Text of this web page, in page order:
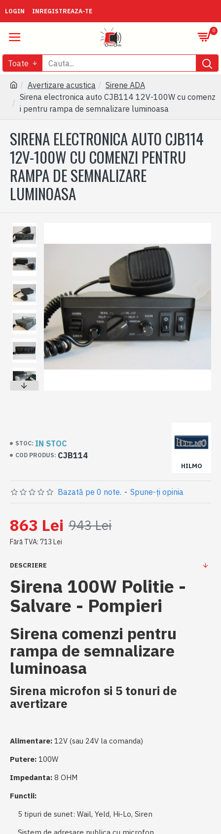
LOGIN INREGISTREAZA-TE
0
Toate
Avertizare acustica
Sirene ADA
Sirena electronica auto CJB114 12V-100W cu comenz
i pentru rampa de semnalizare luminoasa
SIRENA ELECTRONICA AUTO CJB114
12V-100W CU COMENZI PENTRU
RAMPA DE SEMNALIZARE
LUMINOASA
STOC: IN STOC
COD PRODUS: CJB114
HILMO
Bazată pe 0 note. - Spune-ţi opinia
863 Lei 943 Lei
Fără TVA: 713 Lei
DESCRIERE
Sirena 100W Politie -
Salvare - Pompieri
Sirena comenzi pentru
rampa de semnalizare
luminoasa
Sirena microfon si 5 tonuri de
avertizare
Alimentare: 12V (sau 24V la comanda)
Putere: 100W
Impedanta: 8 OHM
Functii:
5 tipuri de sunet: Wail, Yeld, Hi-Lo, Siren